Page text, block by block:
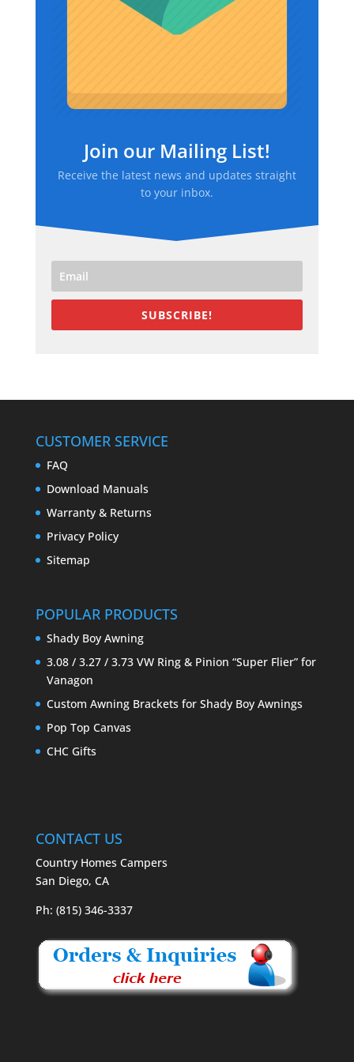
Join our Mailing List!
Receive the latest news and updates straight
to your inbox.
SUBSCRIBE!
CUSTOMER SERVICE
FAQ
Download Manuals
Warranty & Returns
Privacy Policy
Sitemap
POPULAR PRODUCTS
Shady Boy Awning
3.08 / 3.27 / 3.73 VW Ring & Pinion “Super Flier” for
Vanagon
Custom Awning Brackets for Shady Boy Awnings
Pop Top Canvas
CHC Gifts
CONTACT US
Country Homes Campers
San Diego, CA
Ph: (815) 346-3337